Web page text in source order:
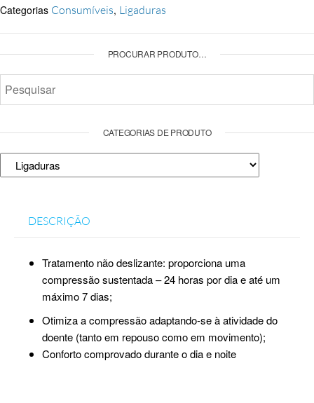
Categorias Consumíveis, Ligaduras
PROCURAR PRODUTO…
CATEGORIAS DE PRODUTO
DESCRIÇÃO
Tratamento não deslizante: proporciona uma
compressão sustentada – 24 horas por dia e até um
máximo 7 dias;
Otimiza a compressão adaptando-se à atividade do
doente (tanto em repouso como em movimento);
Conforto comprovado durante o dia e noite